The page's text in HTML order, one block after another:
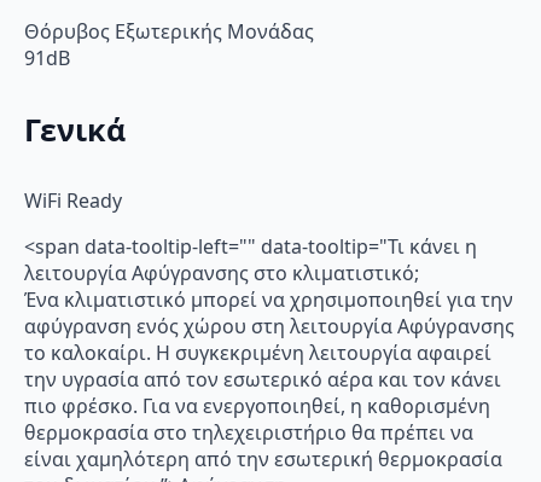
Θόρυβος Εξωτερικής Μονάδας
91dB
Γενικά
WiFi Ready
<span data-tooltip-left="" data-tooltip="Τι κάνει η
λειτουργία Αφύγρανσης στο κλιματιστικό;
Ένα κλιματιστικό μπορεί να χρησιμοποιηθεί για την
αφύγρανση ενός χώρου στη λειτουργία Αφύγρανσης
το καλοκαίρι. Η συγκεκριμένη λειτουργία αφαιρεί
την υγρασία από τον εσωτερικό αέρα και τον κάνει
πιο φρέσκο. Για να ενεργοποιηθεί, η καθορισμένη
θερμοκρασία στο τηλεχειριστήριο θα πρέπει να
είναι χαμηλότερη από την εσωτερική θερμοκρασία